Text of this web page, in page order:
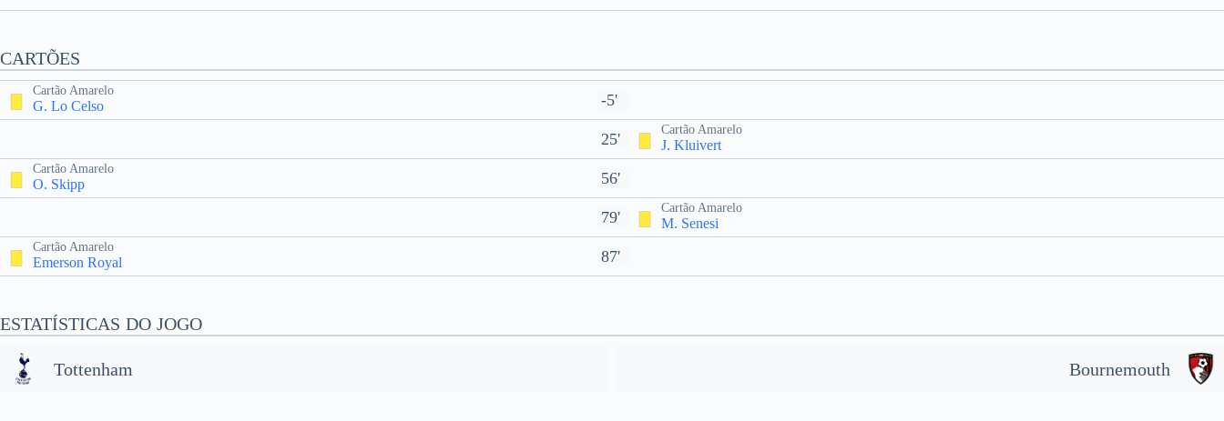
CARTÕES
Cartão Amarelo
G. Lo Celso -5'
25'
Cartão Amarelo
J. Kluivert
Cartão Amarelo
O. Skipp 56'
79'
Cartão Amarelo
M. Senesi
Cartão Amarelo
Emerson Royal 87'
ESTATÍSTICAS DO JOGO
Tottenham Bournemouth